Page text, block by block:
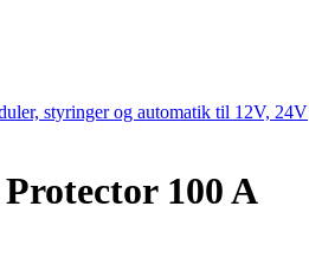
styringer og automatik til 12V, 24V
100 A